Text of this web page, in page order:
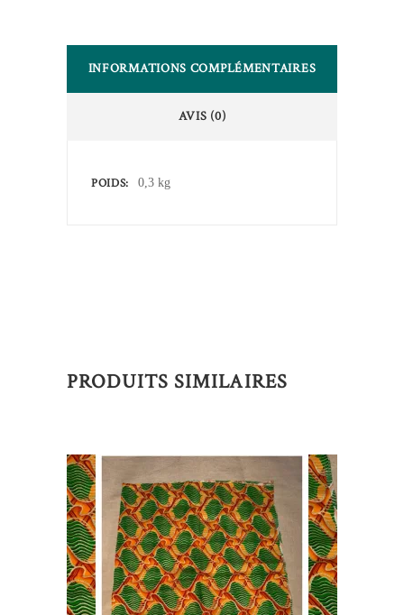
INFORMATIONS COMPLÉMENTAIRES
AVIS (0)
POIDS 0,3 kg
PRODUITS SIMILAIRES
AJOUTER AU PANIER